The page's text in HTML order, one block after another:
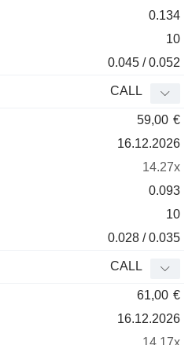
0.134
10
0.045 / 0.052
CALL
59,00 €
16.12.2026
14.27x
0.093
10
0.028 / 0.035
CALL
61,00 €
16.12.2026